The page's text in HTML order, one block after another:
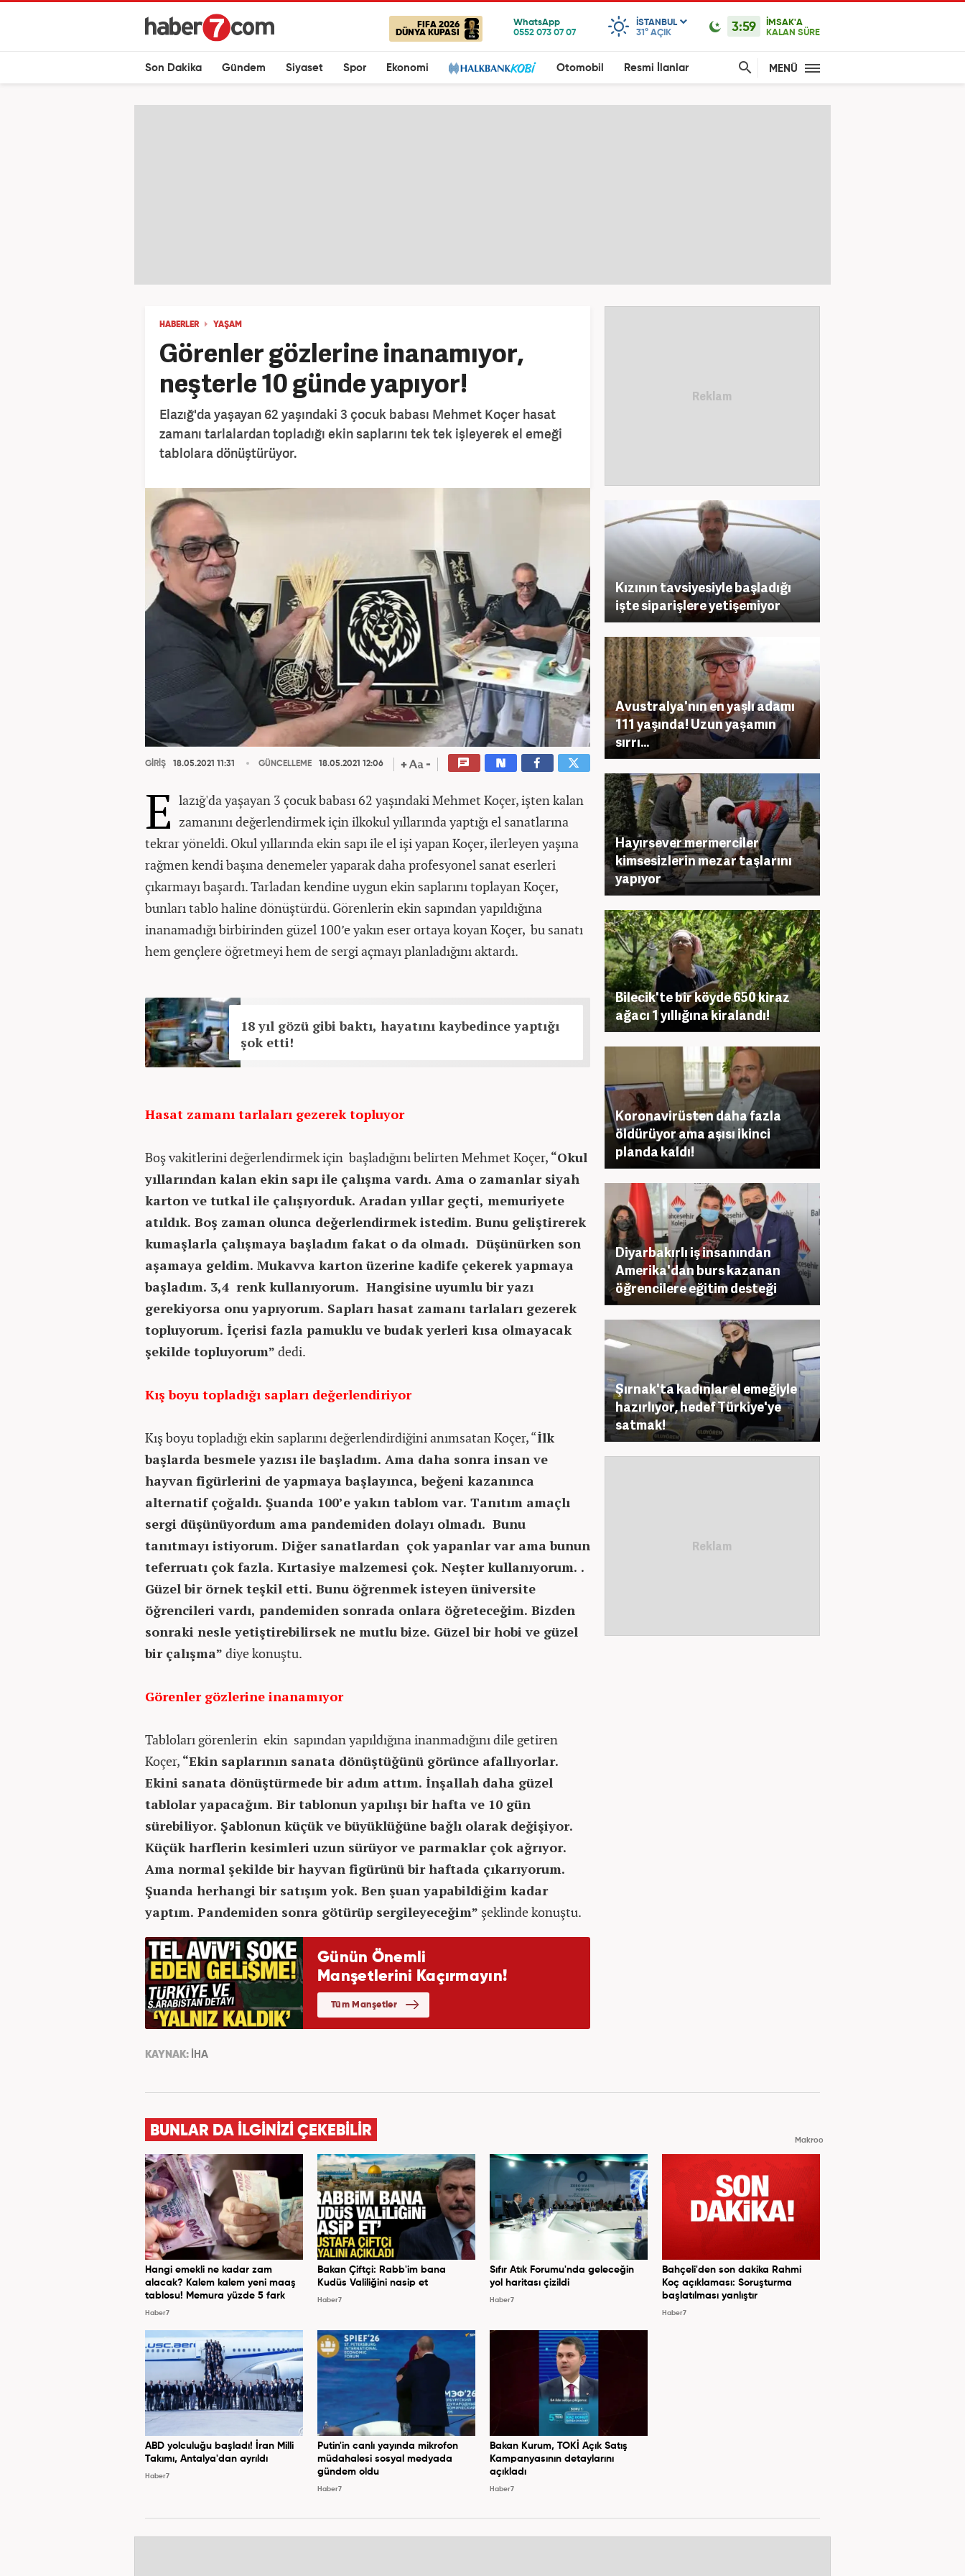
FIFA 2026
DÜNYA KUPASI
ISTANBUL
31° AÇIK 3:59
İMSAK'A
KALAN SÜRE
Son Dakika Gündem Siyaset Spor Ekonomi Otomobil Resmi İlanlar MENÜ
HABERLER YAŞAM
Görenler gözlerine inanamıyor,
neşterle 10 günde yapıyor!
Elazığ'da yaşayan 62 yaşındaki 3 çocuk babası Mehmet Koçer hasat
zamanı tarlalardan topladığı ekin saplarını tek tek işleyerek el emeği
tablolara dönüştürüyor.
GİRİŞ 18.05.2021 11:31 GÜNCELLEME 18.05.2021 12:06
E lazığ'da yaşayan 3 çocuk babası 62 yaşındaki Mehmet Koçer, işten kalan
zamanını değerlendirmek için ilkokul yıllarında yaptığı el sanatlarına
tekrar yöneldi. Okul yıllarında ekin sapı ile el işi yapan Koçer, ilerleyen yaşına
rağmen kendi başına denemeler yaparak daha profesyonel sanat eserleri
çıkarmayı başardı. Tarladan kendine uygun ekin saplarını toplayan Koçer,
bunları tablo haline dönüştürdü. Görenlerin ekin sapından yapıldığına
inanamadığı birbirinden güzel 100’e yakın eser ortaya koyan Koçer, bu sanatı
hem gençlere öğretmeyi hem de sergi açmayı planladığını aktardı.
18 yıl gözü gibi baktı, hayatını kaybedince yaptığı
şok etti!
Hasat zamanı tarlaları gezerek topluyor
Boş vakitlerini değerlendirmek için başladığını belirten Mehmet Koçer, “Okul
yıllarından kalan ekin sapı ile çalışma vardı. Ama o zamanlar siyah
karton ve tutkal ile çalışıyorduk. Aradan yıllar geçti, memuriyete
atıldık. Boş zaman olunca değerlendirmek istedim. Bunu geliştirerek
kumaşlarla çalışmaya başladım fakat o da olmadı. Düşünürken son
aşamaya geldim. Mukavva karton üzerine kadife çekerek yapmaya
başladım. 3,4 renk kullanıyorum. Hangisine uyumlu bir yazı
gerekiyorsa onu yapıyorum. Sapları hasat zamanı tarlaları gezerek
topluyorum. İçerisi fazla pamuklu ve budak yerleri kısa olmayacak
şekilde topluyorum” dedi.
Kış boyu topladığı sapları değerlendiriyor
Kış boyu topladığı ekin saplarını değerlendirdiğini anımsatan Koçer, “İlk
başlarda besmele yazısı ile başladım. Ama daha sonra insan ve
hayvan figürlerini de yapmaya başlayınca, beğeni kazanınca
alternatif çoğaldı. Şuanda 100’e yakın tablom var. Tanıtım amaçlı
sergi düşünüyordum ama pandemiden dolayı olmadı. Bunu
tanıtmayı istiyorum. Diğer sanatlardan çok yapanlar var ama bunun
teferruatı çok fazla. Kırtasiye malzemesi çok. Neşter kullanıyorum. .
Güzel bir örnek teşkil etti. Bunu öğrenmek isteyen üniversite
öğrencileri vardı, pandemiden sonrada onlara öğreteceğim. Bizden
sonraki nesle yetiştirebilirsek ne mutlu bize. Güzel bir hobi ve güzel
bir çalışma” diye konuştu.
Görenler gözlerine inanamıyor
Tabloları görenlerin ekin sapından yapıldığına inanmadığını dile getiren
Koçer, “Ekin saplarının sanata dönüştüğünü görünce afallıyorlar.
Ekini sanata dönüştürmede bir adım attım. İnşallah daha güzel
tablolar yapacağım. Bir tablonun yapılışı bir hafta ve 10 gün
sürebiliyor. Şablonun küçük ve büyüklüğüne bağlı olarak değişiyor.
Küçük harflerin kesimleri uzun sürüyor ve parmaklar çok ağrıyor.
Ama normal şekilde bir hayvan figürünü bir haftada çıkarıyorum.
Şuanda herhangi bir satışım yok. Ben şuan yapabildiğim kadar
yaptım. Pandemiden sonra götürüp sergileyeceğim” şeklinde konuştu.
KAYNAK: İHA
Kızının tavsiyesiyle başladığı
işte siparişlere yetişemiyor
Avustralya'nın en yaşlı adamı
111 yaşında! Uzun yaşamın
sırrı...
Hayırsever mermerciler
kimsesizlerin mezar taşlarını
yapıyor
Bilecik'te bir köyde 650 kiraz
ağacı 1 yıllığına kiralandı!
Koronavirüsten daha fazla
öldürüyor ama aşısı ikinci
planda kaldı!
Diyarbakırlı iş insanından
Amerika'dan burs kazanan
öğrencilere eğitim desteği
Şırnak'ta kadınlar el emeğiyle
hazırlıyor, hedef Türkiye'ye
satmak!
BUNLAR DA İLGİNİZİ ÇEKEBİLİR
Makroo
Hangi emekli ne kadar zam
alacak? Kalem kalem yeni maaş
tablosu! Memura yüzde 5 fark
Haber7
Bakan Çiftçi: Rabb'im bana
Kudüs Valiliğini nasip et
Haber7
Sıfır Atık Forumu'nda geleceğin
yol haritası çizildi
Haber7
Bahçeli'den son dakika Rahmi
Koç açıklaması: Soruşturma
başlatılması yanlıştır
Haber7
ABD yolculuğu başladı! İran Milli
Takımı, Antalya'dan ayrıldı
Haber7
Putin'in canlı yayında mikrofon
müdahalesi sosyal medyada
gündem oldu
Haber7
Bakan Kurum, TOKİ Açık Satış
Kampanyasının detaylarını
açıkladı
Haber7